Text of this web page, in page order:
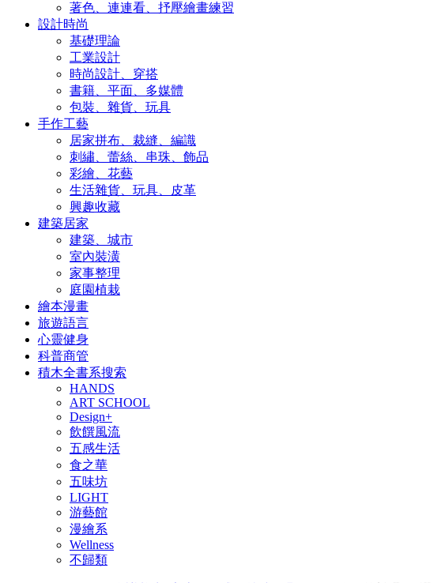
著色、連連看、抒壓繪畫練習
設計時尚
基礎理論
工業設計
時尚設計、穿搭
書籍、平面、多媒體
包裝、雜貨、玩具
手作工藝
居家拼布、裁縫、編識
刺繡、蕾絲、串珠、飾品
彩繪、花藝
生活雜貨、玩具、皮革
興趣收藏
建築居家
建築、城市
室內裝潢
家事整理
庭園植栽
繪本漫畫
旅遊語言
心靈健身
科普商管
積木全書系搜索
HANDS
ART SCHOOL
Design+
飲饌風流
五感生活
食之華
五味坊
LIGHT
游藝館
漫繪系
Wellness
不歸類